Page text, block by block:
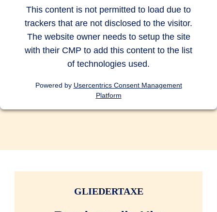
Auslandsreise Assistance
und/oder Ehe-/Lebenspartner
Infektionen durch Zeckenstiche
This content is not permitted to load due to
trackers that are not disclosed to the visitor.
The website owner needs to setup the site
with their CMP to add this content to the list
of technologies used.
Powered by Usercentrics Consent Management
Platform
GLIEDERTAXE